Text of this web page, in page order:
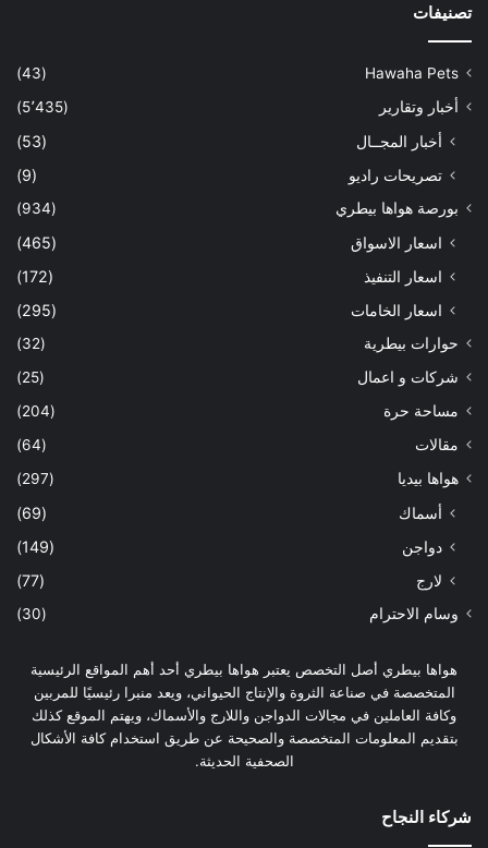
تصنيفات
Hawaha Pets
(43)
أخبار وتقارير
(5٬435)
أخبار المجــال
(53)
تصريحات راديو
(9)
بورصة هواها بيطري (934)
اسعار الاسواق
(465)
اسعار التنفيذ
(172)
اسعار الخامات
(295)
حوارات بيطرية
(32)
شركات و اعمال
(25)
مساحة حرة
(204)
مقالات
(64)
هواها بيديا
(297)
أسماك
(69)
دواجن
(149)
لارج
(77)
وسام الاحترام (30)
هواها بيطري أصل التخصص يعتبر هواها بيطري أحد أهم المواقع الرئيسية
المتخصصة في صناعة الثروة والإنتاج الحيواني، ويعد منبرا رئيسيًا للمربين
وكافة العاملين في مجالات الدواجن واللارج والأسماك، ويهتم الموقع كذلك
بتقديم المعلومات المتخصصة والصحيحة عن طريق استخدام كافة الأشكال
الصحفية الحديثة.
شركاء النجاح